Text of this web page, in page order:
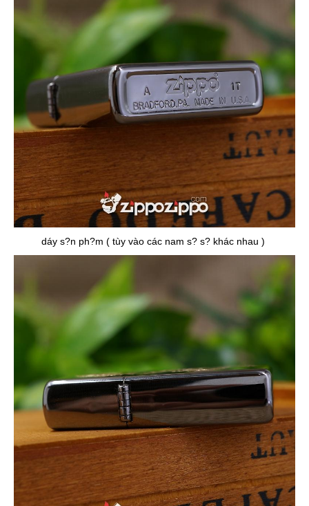
dáy s?n ph?m ( tùy vào các nam s? s? khác nhau )